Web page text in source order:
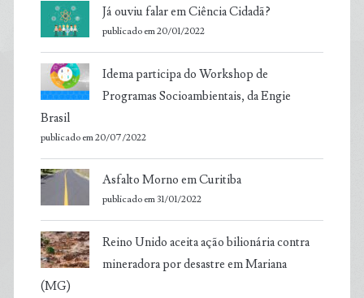
Já ouviu falar em Ciência Cidadã?
publicado em 20/01/2022
Idema participa do Workshop de
Programas Socioambientais, da Engie
Brasil
publicado em 20/07/2022
Asfalto Morno em Curitiba
publicado em 31/01/2022
Reino Unido aceita ação bilionária contra
mineradora por desastre em Mariana
(MG)